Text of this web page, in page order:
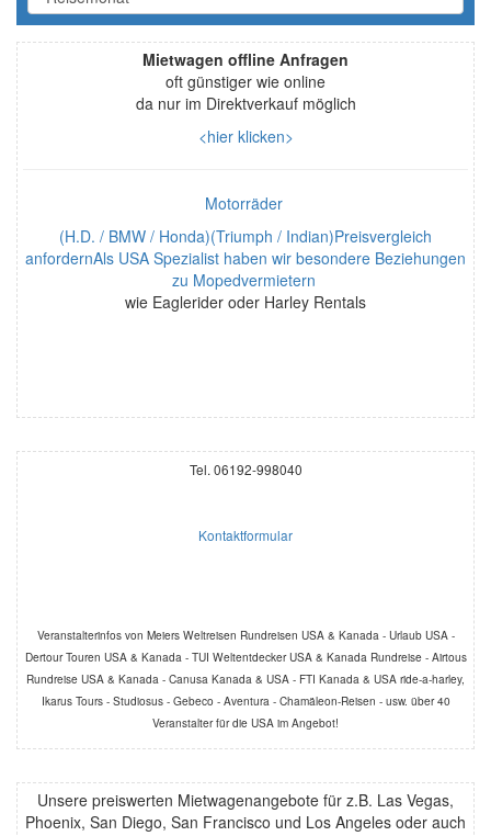
Mietwagen offline Anfragen
oft günstiger wie online
da nur im Direktverkauf möglich
<hier klicken>
Motorräder
(H.D. / BMW / Honda)(Triumph / Indian)Preisvergleich
anfordernAls USA Spezialist haben wir besondere Beziehungen
zu Mopedvermietern
wie Eaglerider oder Harley Rentals
Tel. 06192-998040
Kontaktformular
Veranstalterinfos von Meiers Weltreisen Rundreisen USA & Kanada - Urlaub USA -
Dertour Touren USA & Kanada - TUI Weltentdecker USA & Kanada Rundreise - Airtous
Rundreise USA & Kanada - Canusa Kanada & USA - FTI Kanada & USA ride-a-harley,
Ikarus Tours - Studiosus - Gebeco - Aventura - Chamäleon-Reisen - usw. über 40
Veranstalter für die USA im Angebot!
Unsere preiswerten Mietwagenangebote für z.B. Las Vegas,
Phoenix, San Diego, San Francisco und Los Angeles oder auch